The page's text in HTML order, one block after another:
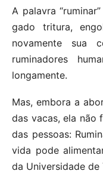
A palavra
gado tritura,
novamente sua
ruminadores
longamente.
Mas, embora a
das vacas, ela não
das pessoas:
vida pode
da Universidade de